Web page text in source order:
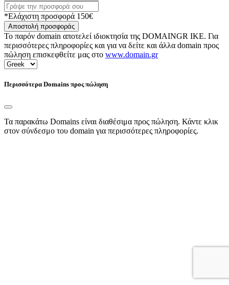
*Ελάχιστη προσφορά 150€
Αποστολή προσφοράς
Το παρόν domain αποτελεί ιδιοκτησία της DOMAINGR ΙΚΕ. Για
περισσότερες πληροφορίες και για να δείτε και άλλα domain προς
πώληση επισκεφθείτε μας στο www.domain.gr
Περισσότερα Domains προς πώληση
Τα παρακάτω Domains είναι διαθέσιμα προς πώληση. Κάντε κλικ
στον σύνδεσμο του domain για περισσότερες πληροφορίες.